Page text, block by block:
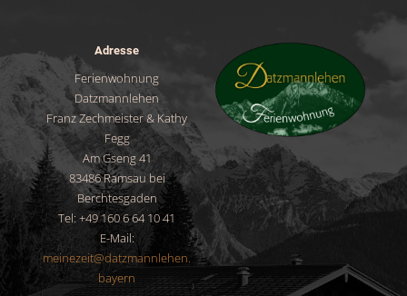
Adresse
Ferienwohnung
Datzmannlehen
Franz Zechmeister & Kathy
Fegg
Am Gseng 41
83486 Ramsau bei
Berchtesgaden
Tel: +49 160 6 64 10 41
E-Mail:
meinezeit@datzmannlehen.
bayern